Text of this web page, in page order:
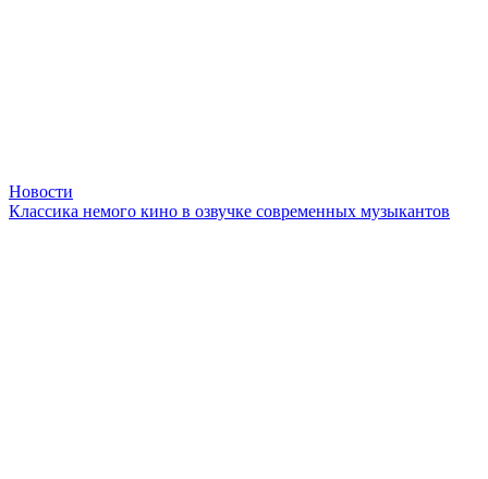
Новости
Классика немого кино в озвучке современных музыкантов